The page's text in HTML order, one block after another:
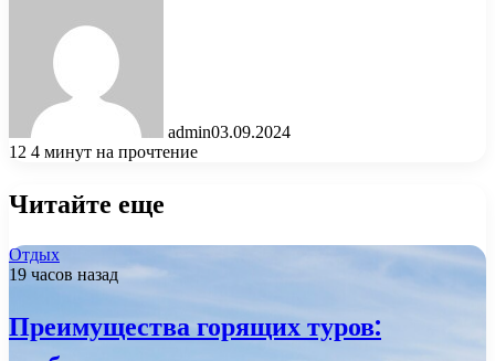
admin03.09.2024
12 4 минут на прочтение
Читайте еще
Отдых
19 часов назад
Преимущества горящих туров: